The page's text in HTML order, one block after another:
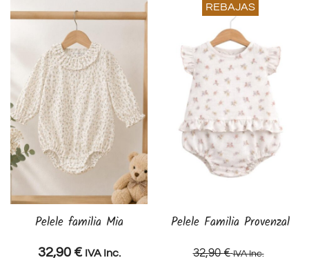
Pelele familia Mia
32,90 € IVA Inc.
REBAJAS
Pelele Familia Provenzal
32,90€ IVA Inc.